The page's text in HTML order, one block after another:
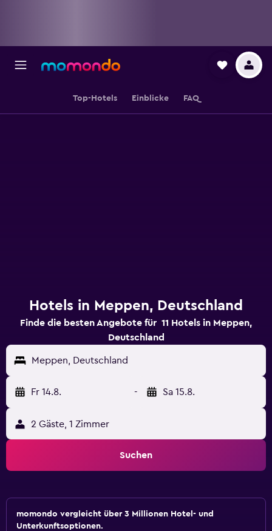
Top-Hotels Einblicke FAQ
Hotels in Meppen, Deutschland
Finde die besten Angebote für 11 Hotels in Meppen,
Deutschland
Meppen, Deutschland
Fr 14.8. - Sa 15.8.
2 Gäste, 1 Zimmer
Suchen
momondo vergleicht über 3 Millionen Hotel- und
Unterkunftsoptionen.